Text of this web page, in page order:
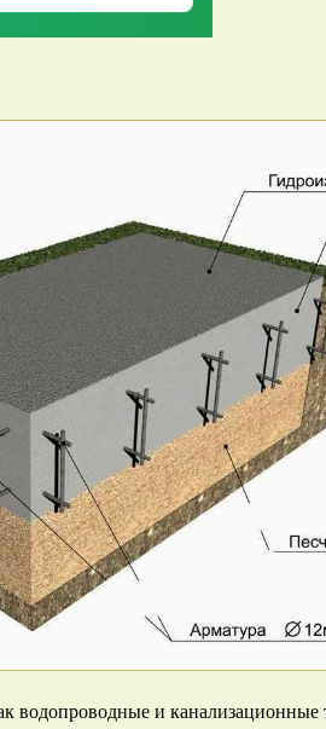
водопроводные и